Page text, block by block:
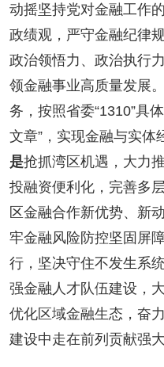
动摇坚持党对金融工作
政绩观，严守金融纪律
政治领悟力、政治执行
领金融事业高质量发展。
务，按照省委“1310”具
文章”，实现金融与实体
是抢抓湾区机遇，大力
投融资便利化，完善多
区金融合作新优势、新动
牢金融风险防控坚固屏
行，坚决守住不发生系
强金融人才队伍建设，
优化区域金融生态，奋
建设中走在前列贡献强